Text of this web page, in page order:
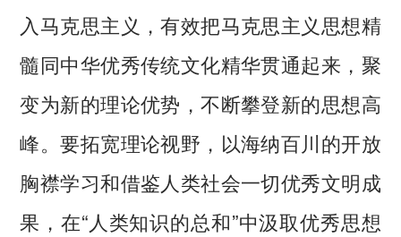
入马克思主义，有效把马克思主义思想精
髓同中华优秀传统文化精华贯通起来，聚
变为新的理论优势，不断攀登新的思想高
峰。要拓宽理论视野，以海纳百川的开放
胸襟学习和借鉴人类社会一切优秀文明成
果，在“人类知识的总和”中汲取优秀思想